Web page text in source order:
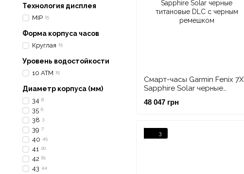
Смарт-часы Garmin Fenix 7X
Sapphire Solar черные
ремешком
48 047 грн
3
Технология дисплея
MIP 15
Форма корпуса часов
Круглая 15
Уровень водостойкости
10 АТМ 15
Диаметр корпуса (мм)
34 8
35 6
38 3
39 7
40 45
41 20
42 81
43 44